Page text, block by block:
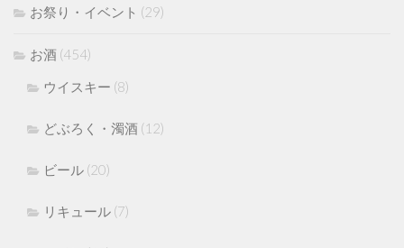
お祭り・イベント (29)
お酒 (454)
ウイスキー (8)
どぶろく・濁酒 (12)
ビール (20)
リキュール (7)